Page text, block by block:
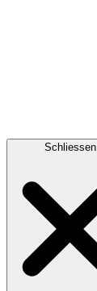
Schliessen